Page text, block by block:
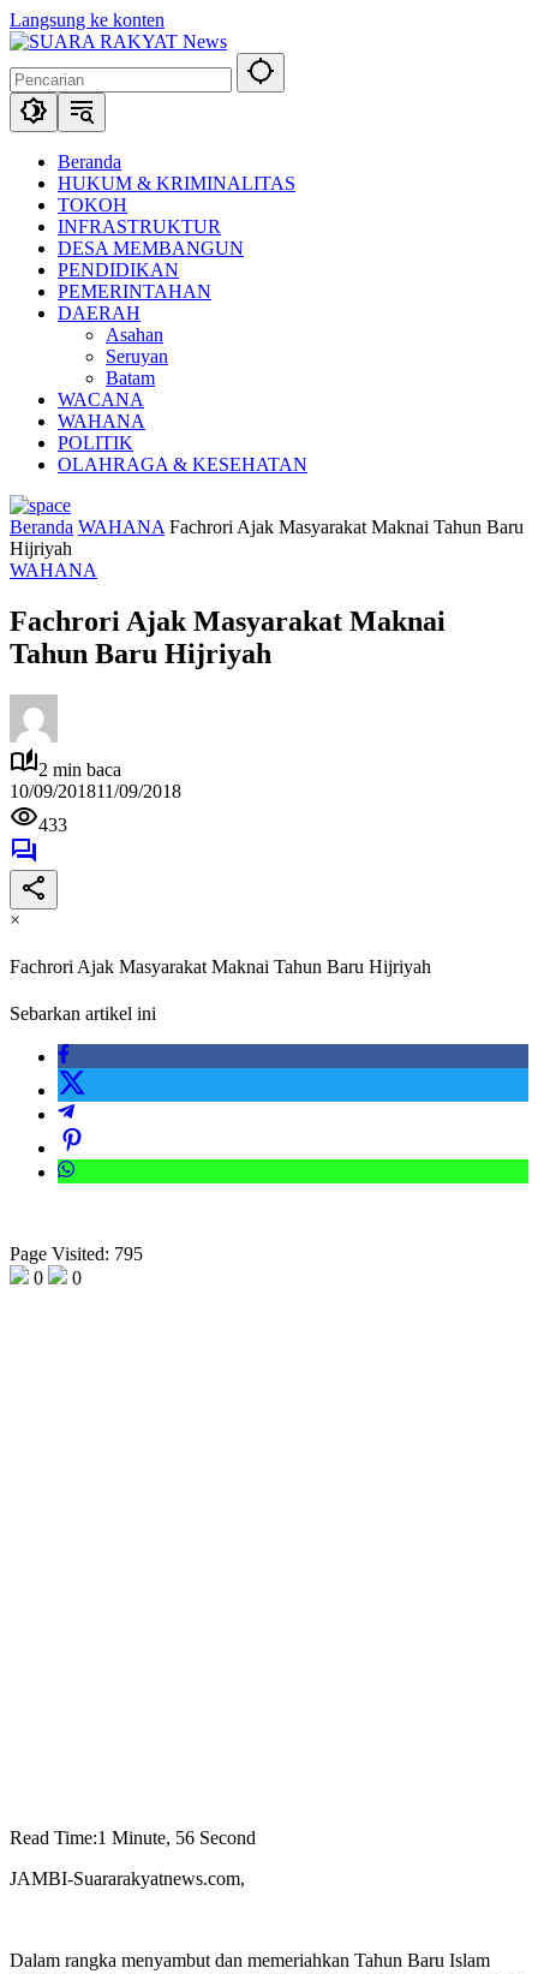
Langsung ke konten
Beranda
HUKUM & KRIMINALITAS
TOKOH
INFRASTRUKTUR
DESA MEMBANGUN
PENDIDIKAN
PEMERINTAHAN
DAERAH
Asahan
Seruyan
Batam
WACANA
WAHANA
POLITIK
OLAHRAGA & KESEHATAN
Beranda WAHANA Fachrori Ajak Masyarakat Maknai Tahun Baru
Hijriyah
WAHANA
Fachrori Ajak Masyarakat Maknai
Tahun Baru Hijriyah
2 min baca
10/09/201811/09/2018
433
×
Fachrori Ajak Masyarakat Maknai Tahun Baru Hijriyah
Sebarkan artikel ini
Page Visited: 795
0
0
Read Time:1 Minute, 56 Second
JAMBI-Suararakyatnews.com,
Dalam rangka menyambut dan memeriahkan Tahun Baru Islam